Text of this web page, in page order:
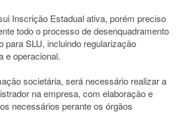
Inscrição Estadual ativa, porém preciso
todo o processo de desenquadramento
para SLU, incluindo regularização
e operacional.
societária, será necessário realizar a
na empresa, com elaboração e
necessários perante os órgãos